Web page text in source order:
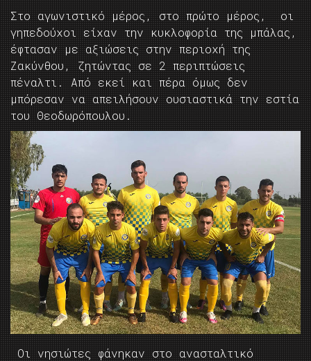
Στο αγωνιστικό μέρος, στο πρώτο μέρος, οι
γηπεδούχοι είχαν την κυκλοφορία της μπάλας,
έφτασαν με αξιώσεις στην περιοχή της
Ζακύνθου, ζητώντας σε 2 περιπτώσεις
πέναλτι. Από εκεί και πέρα όμως δεν
μπόρεσαν να απειλήσουν ουσιαστικά την εστία
του Θεοδωρόπουλου.
Οι νησιώτες φάνηκαν στο ανασταλτικό